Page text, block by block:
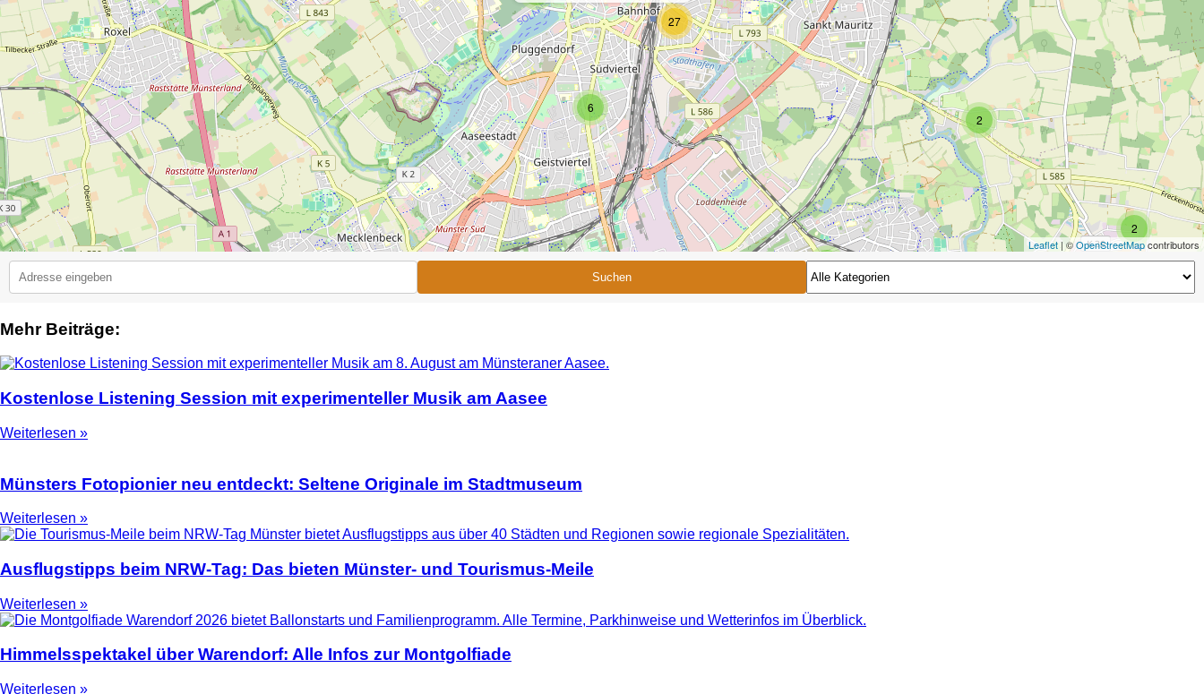
2
2
2
6
27
Leaflet| ©OpenStreetMapcontributors
Suchen
Mehr Beiträge:
Kostenlose Listening Session mit experimenteller Musik am Aasee
Weiterlesen »
Münsters Fotopionier neu entdeckt: Seltene Originale im Stadtmuseum
Weiterlesen »
Ausflugstipps beim NRW-Tag: Das bieten Münster- und Tourismus-Meile
Weiterlesen »
Himmelsspektakel über Warendorf: Alle Infos zur Montgolfiade
Weiterlesen »